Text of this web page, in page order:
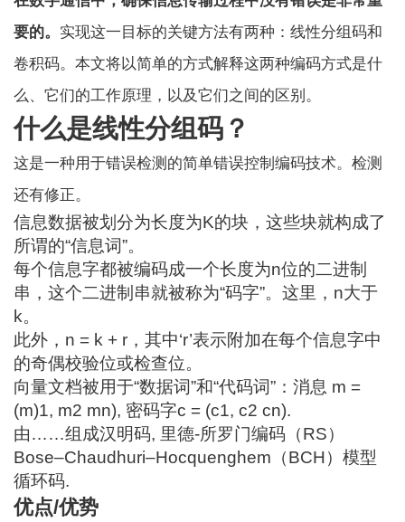
要的。 实现这一目标的关键方法有两种：线性分组码和
卷积码。本文将以简单的方式解释这两种编码方式是什
么、它们的工作原理，以及它们之间的区别。
什么是线性分组码？
这是一种用于错误检测的简单错误控制编码技术。检测
还有修正。
信息数据被划分为长度为K的块，这些块就构成了
所谓的“信息词”。
每个信息字都被编码成一个长度为n位的二进制
串，这个二进制串就被称为“码字”。这里，n大于
k。
此外，n = k + r，其中‘r’表示附加在每个信息字中
的奇偶校验位或检查位。
向量文档被用于“数据词”和“代码词”：消息 m =
(m)1, m2 mn), 密码字c = (c1, c2 cn).
由……组成汉明码, 里德-所罗门编码（RS）
Bose–Chaudhuri–Hocquenghem（BCH）模型
循环码.
优点/优势